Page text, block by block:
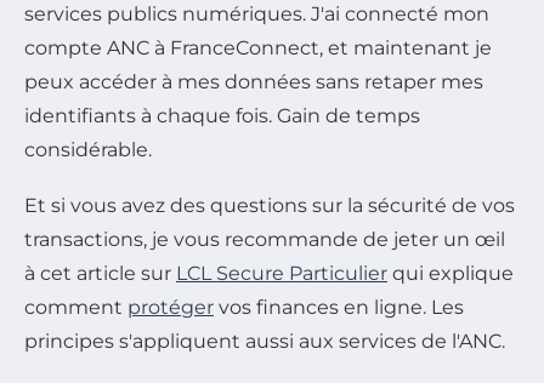
services publics numériques. J'ai connecté mon
compte ANC à FranceConnect, et maintenant je
peux accéder à mes données sans retaper mes
identifiants à chaque fois. Gain de temps
considérable.
Et si vous avez des questions sur la sécurité de vos
transactions, je vous recommande de jeter un œil
à cet article sur LCL Secure Particulier qui explique
comment protéger vos finances en ligne. Les
principes s'appliquent aussi aux services de l'ANC.